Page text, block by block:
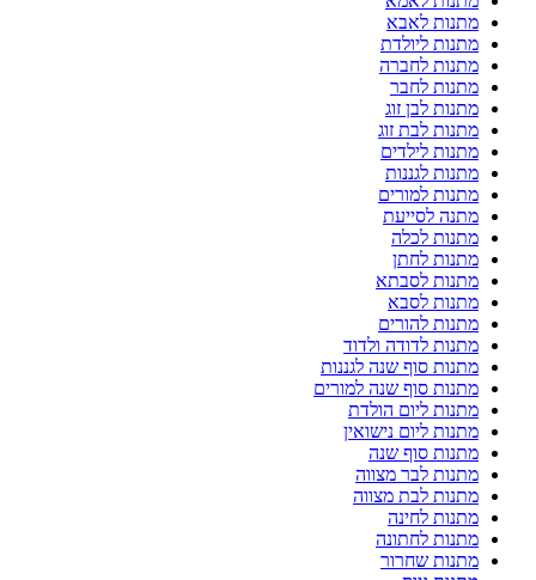
מתנות לאבא
מתנות ליולדת
מתנות לחברה
מתנות לחבר
מתנות לבן זוג
מתנות לבת זוג
מתנות לילדים
מתנות לגננות
מתנות למורים
מתנה לסייעת
מתנות לכלה
מתנות לחתן
מתנות לסבתא
מתנות לסבא
מתנות להורים
מתנות לדודה ולדוד
מתנות סוף שנה לגננות
מתנות סוף שנה למורים
מתנות ליום הולדת
מתנות ליום נישואין
מתנות סוף שנה
מתנות לבר מצווה
מתנות לבת מצווה
מתנות לחינה
מתנות לחתונה
מתנות שחרור